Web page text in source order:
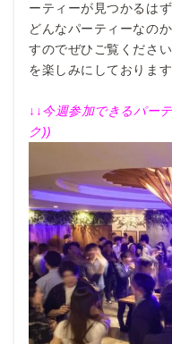
ーティーが見つかるはず
どんなパーティーなの
すのでぜひご覧ください
を楽しみにしております
↓↓今週参加できるパー
ク))